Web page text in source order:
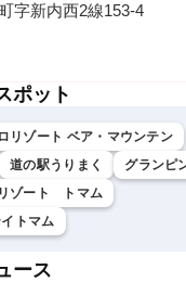
字新内西2線153-4
ポット
リゾート ベア・マウンテン
道の駅うりまく
グランピ
ゾート トマム
トマム
ース